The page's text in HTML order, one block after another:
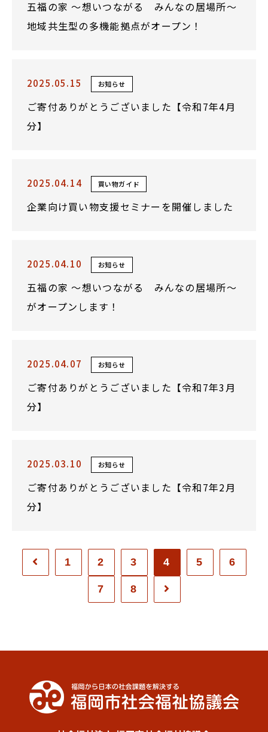
五福の家 ～想いつながる みんなの居場所～
地域共生型の多機能拠点がオープン！
2025.05.15 お知らせ
ご寄付ありがとうございました【令和7年4月
分】
2025.04.14 買い物ガイド
企業向け買い物支援セミナーを開催しました
2025.04.10 お知らせ
五福の家 ～想いつながる みんなの居場所～
がオープンします！
2025.04.07 お知らせ
ご寄付ありがとうございました【令和7年3月
分】
2025.03.10 お知らせ
ご寄付ありがとうございました【令和7年2月
分】
1 2 3 4 5 6
7 8